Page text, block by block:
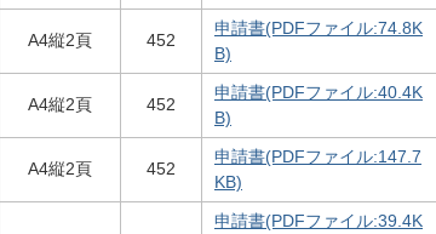
A4縦2頁 452
申請書(PDFファイル:74.8K
B)
A4縦2頁 452
申請書(PDFファイル:40.4K
B)
A4縦2頁 452
申請書(PDFファイル:147.7
KB)
申請書(PDFファイル:39.4K